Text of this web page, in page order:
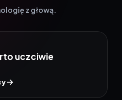
z głową.
uczciwie